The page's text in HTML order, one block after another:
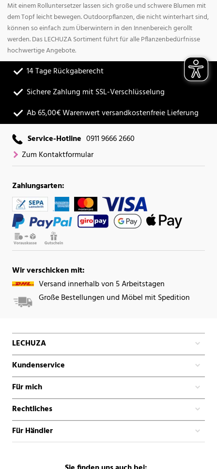
Mit einem Rolluntersetzer lassen sich große und schwere Blumen mit
dem Topf leicht bewegen. Outdoorpflanzen, die nicht winterhart sind,
können so einfach zum Überwintern in den Innenbereich gerollt
werden. Das LECHUZA Sortiment führt für alle Pflanzenbedürfnisse
hochwertige Angebote.
14 Tage Rückgaberecht
Sichere Zahlung mit SSL-Verschlüsselung
Ab 65,00€ Warenwert versandkostenfreie Lieferung
Service-Hotline 0911 9666 2660
Zum Kontaktformular
Zahlungsarten:
Wir verschicken mit:
Versand innerhalb von 5 Arbeitstagen
Große Bestellungen und Möbel mit Spedition
LECHUZA
Kundenservice
Für mich
Rechtliches
Für Händler